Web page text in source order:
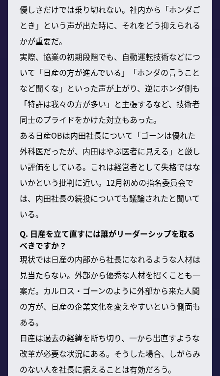
優しさだけでは乗り切れない。社内から「ホンダご
とき」という声が出た時に、それをどう抑えられる
かが重要だ。
実際、協業の初期段階でも、自動運転技術などにつ
いて「日産の方が進んでいる」「ホンダの言うこと
など聞くな」といった声が上がり、逆にホンダ側も
「特許は我々の方が多い」と主張するなど、技術者
同士のプライドをかけた対立もあった。
ある日産OBは内田社長について「ゴーンは優れた
外科医だったが、内田はやぶ医者に見える」と厳し
い評価をしている。これは経営者として失格ではな
いかという批判に近い。12月初めの指名委員会で
は、内田社長の続投についても議論されたと聞いて
いる。
Q. 日産を立て直すには誰がリーダーシップを取る
べきですか？
現状では日産の内部から社長になれるような人材は
見当たらない。外部から優秀な人材を招くことも一
案だ。カルロス・ゴーンのように外部から来た人間
の方が、日産の企業文化を変えやすいという側面も
ある。
日産は過去の経緯を断ち切り、一から出直すような
改革が必要な状況にある。そうした場合、しがらみ
のない人を社長に据えることは有効だろう。